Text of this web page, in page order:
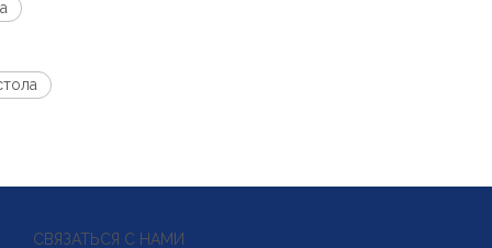
СВЯЗАТЬСЯ С НАМИ